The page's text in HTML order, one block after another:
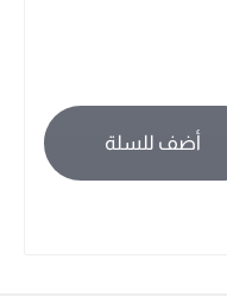
أضف للسلة